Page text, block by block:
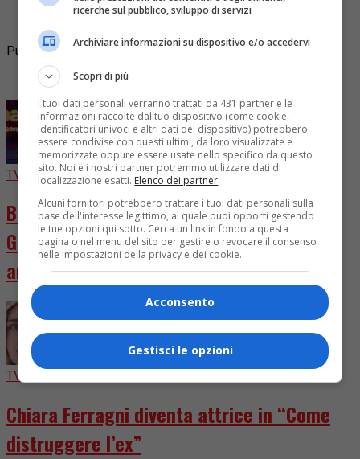
acuta due settimane fa, ma pochi giorni addietro si è
sentita di nuovo poco bene. Rinviato il concerto...
Pubblicità
I più letti
TV 2 giorni fa
Ballando con le Stelle 2026, cast chiuso.
Giuria rivoluzionata con D’Urso e Presta in
arrivo
TV
Chiara Ferragni diventa attrice in “Come
distruggere l’ex”
ricerche sul pubblico, sviluppo di servizi
Archiviare informazioni su dispositivo e/o accedervi
Scopri di più
I tuoi dati personali verranno trattati da 431 partner e le
informazioni raccolte dal tuo dispositivo (come cookie,
identificatori univoci e altri dati del dispositivo) potrebbero
essere condivise con questi ultimi, da loro visualizzate e
memorizzate oppure essere usate nello specifico da questo
sito. Noi e i nostri partner potremmo utilizzare dati di
localizzazione esatti. Elenco dei partner.
Alcuni fornitori potrebbero trattare i tuoi dati personali sulla
base dell'interesse legittimo, al quale puoi opporti gestendo
le tue opzioni qui sotto. Cerca un link in fondo a questa
pagina o nel menu del sito per gestire o revocare il consenso
nelle impostazioni della privacy e dei cookie.
Acconsento
Gestisci le opzioni